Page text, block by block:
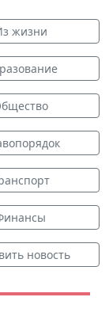
жизни
новость